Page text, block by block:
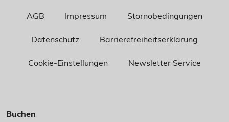
AGB Impressum Stornobedingungen
Datenschutz Barrierefreiheitserklärung
Cookie-Einstellungen Newsletter Service
Buchen